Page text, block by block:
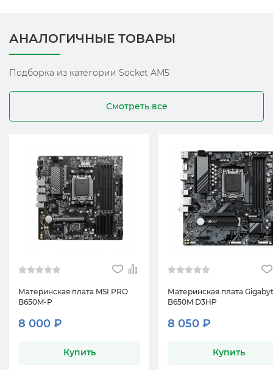
АНАЛОГИЧНЫЕ ТОВАРЫ
Подборка из категории Socket AM5
Смотреть все
Материнская плата MSI PRO
B650M-P
8 000 ₽
Купить
Материнская плата
B650M D3HP
8 050 ₽
Купить